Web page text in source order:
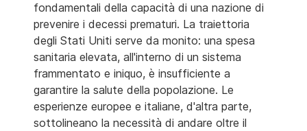
fondamentali della capacità di una nazione di
prevenire i decessi prematuri. La traiettoria
degli Stati Uniti serve da monito: una spesa
sanitaria elevata, all'interno di un sistema
frammentato e iniquo, è insufficiente a
garantire la salute della popolazione. Le
esperienze europee e italiane, d'altra parte,
sottolineano la necessità di andare oltre il